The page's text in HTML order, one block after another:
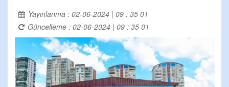
Yayınlanma : 02-06-2024 | 09 : 35 01
Güncelleme : 02-06-2024 | 09 : 35 01